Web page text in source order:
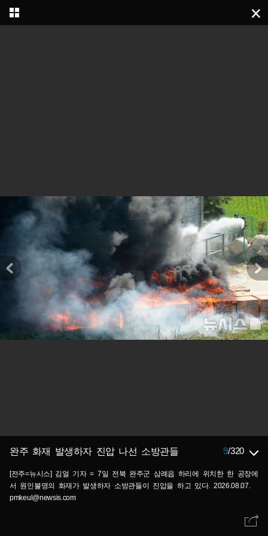
완주 화재 발생하자 진압 나선 소방관들 9/320
[전주=뉴시스] 김얼 기자 = 7일 전북 완주군 삼례읍 하리에 위치한 한 공장에
서 원인불명의 화재가 발생하자 소방관들이 진압을 하고 있다. 2026.08.07.
pmkeul@newsis.com